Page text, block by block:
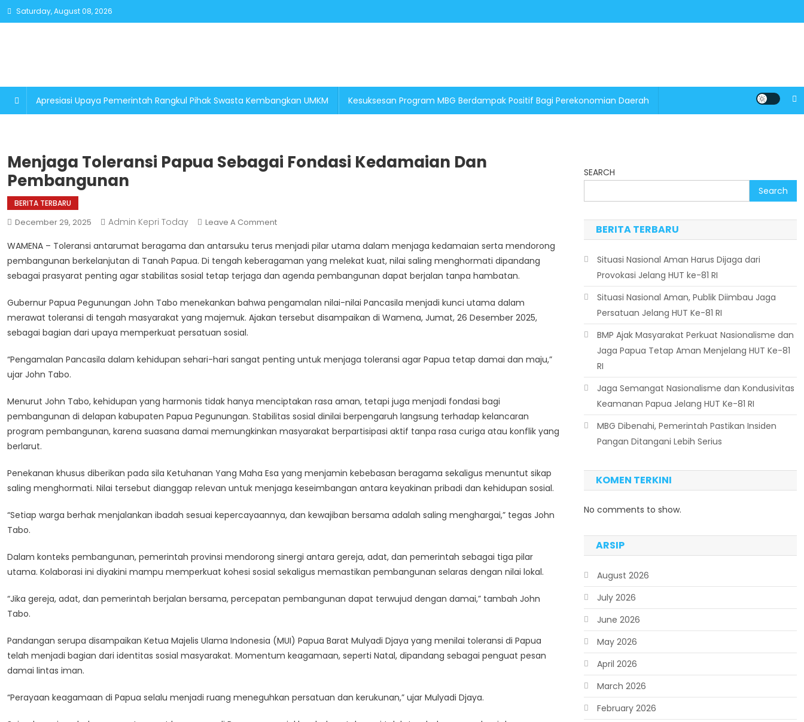
Skip
to
Saturday, August 08, 2026
Apresiasi Upaya Pemerintah Rangkul Pihak Swasta Kembangkan UMKM Kesuksesan Program MBG Berdampak Positif Bagi Perekonomian Daerah
Menjaga Toleransi Papua Sebagai Fondasi Kedamaian Dan
Pembangunan
BERITA TERBARU
December 29, 2025 Admin Kepri Today Leave A CommentOn
Toleransi
Papua
Sebagai
Kedamaian
Dan
WAMENA – Toleransi antarumat beragama dan antarsuku terus menjadi pilar utama dalam menjaga kedamaian serta mendorong
pembangunan berkelanjutan di Tanah Papua. Di tengah keberagaman yang melekat kuat, nilai saling menghormati dipandang
sebagai prasyarat penting agar stabilitas sosial tetap terjaga dan agenda pembangunan dapat berjalan tanpa hambatan.
Gubernur Papua Pegunungan John Tabo menekankan bahwa pengamalan nilai-nilai Pancasila menjadi kunci utama dalam
merawat toleransi di tengah masyarakat yang majemuk. Ajakan tersebut disampaikan di Wamena, Jumat, 26 Desember 2025,
sebagai bagian dari upaya memperkuat persatuan sosial.
“Pengamalan Pancasila dalam kehidupan sehari-hari sangat penting untuk menjaga toleransi agar Papua tetap damai dan maju,”
ujar John Tabo.
Menurut John Tabo, kehidupan yang harmonis tidak hanya menciptakan rasa aman, tetapi juga menjadi fondasi bagi
pembangunan di delapan kabupaten Papua Pegunungan. Stabilitas sosial dinilai berpengaruh langsung terhadap kelancaran
program pembangunan, karena suasana damai memungkinkan masyarakat berpartisipasi aktif tanpa rasa curiga atau konflik yang
berlarut.
Penekanan khusus diberikan pada sila Ketuhanan Yang Maha Esa yang menjamin kebebasan beragama sekaligus menuntut sikap
saling menghormati. Nilai tersebut dianggap relevan untuk menjaga keseimbangan antara keyakinan pribadi dan kehidupan sosial.
“Setiap warga berhak menjalankan ibadah sesuai kepercayaannya, dan kewajiban bersama adalah saling menghargai,” tegas John
Tabo.
Dalam konteks pembangunan, pemerintah provinsi mendorong sinergi antara gereja, adat, dan pemerintah sebagai tiga pilar
utama. Kolaborasi ini diyakini mampu memperkuat kohesi sosial sekaligus memastikan pembangunan selaras dengan nilai lokal.
“Jika gereja, adat, dan pemerintah berjalan bersama, percepatan pembangunan dapat terwujud dengan damai,” tambah John
Tabo.
Pandangan serupa disampaikan Ketua Majelis Ulama Indonesia (MUI) Papua Barat Mulyadi Djaya yang menilai toleransi di Papua
telah menjadi bagian dari identitas sosial masyarakat. Momentum keagamaan, seperti Natal, dipandang sebagai penguat pesan
damai lintas iman.
“Perayaan keagamaan di Papua selalu menjadi ruang meneguhkan persatuan dan kerukunan,” ujar Mulyadi Djaya.
SEARCH
Search
BERITA TERBARU
Situasi Nasional Aman Harus Dijaga dari
Provokasi Jelang HUT ke-81 RI
Situasi Nasional Aman, Publik Diimbau Jaga
Persatuan Jelang HUT Ke-81 RI
BMP Ajak Masyarakat Perkuat Nasionalisme dan
Jaga Papua Tetap Aman Menjelang HUT Ke-81
RI
Jaga Semangat Nasionalisme dan Kondusivitas
Keamanan Papua Jelang HUT Ke-81 RI
MBG Dibenahi, Pemerintah Pastikan Insiden
Pangan Ditangani Lebih Serius
KOMEN TERKINI
No comments to show.
ARSIP
August 2026
July 2026
June 2026
May 2026
April 2026
March 2026
February 2026